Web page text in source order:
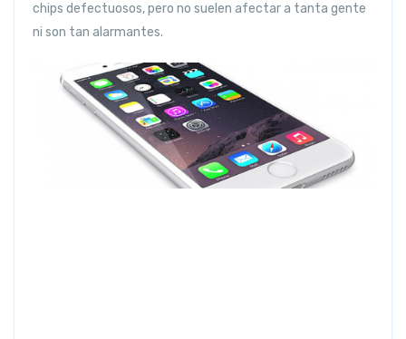
chips defectuosos, pero no suelen afectar a tanta gente
ni son tan alarmantes.